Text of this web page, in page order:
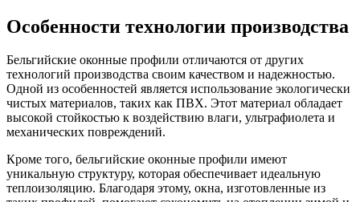
Особенности технологии производства
Бельгийские оконные профили отличаются от других
технологий производства своим качеством и надежностью.
Одной из особенностей является использование экологически
чистых материалов, таких как ПВХ. Этот материал обладает
высокой стойкостью к воздействию влаги, ультрафиолета и
механических повреждений.
Кроме того, бельгийские оконные профили имеют
уникальную структуру, которая обеспечивает идеальную
теплоизоляцию. Благодаря этому, окна, изготовленные из